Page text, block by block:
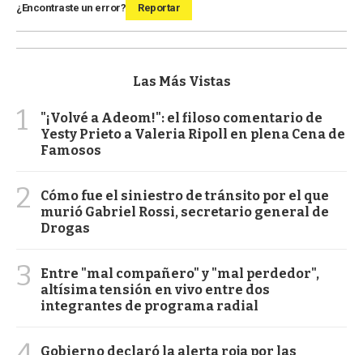
¿Encontraste un error? Reportar
Las Más Vistas
1
"¡Volvé a Adeom!": el filoso comentario de
Yesty Prieto a Valeria Ripoll en plena Cena de
Famosos
2
Cómo fue el siniestro de tránsito por el que
murió Gabriel Rossi, secretario general de
Drogas
3
Entre "mal compañero" y "mal perdedor",
altísima tensión en vivo entre dos
integrantes de programa radial
Gobierno declaró la alerta roja por las